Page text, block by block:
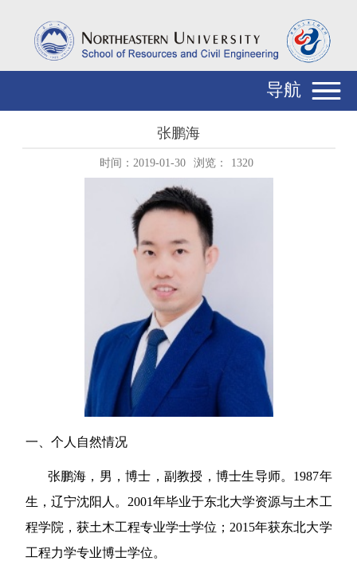
导航
张鹏海
时间：2019-01-30 浏览： 1320
一、个人自然情况
张鹏海，男， 博士， 副教授 ，博士生导师。1987年
生，辽宁沈阳人。 2001年毕业于东北大学资源与土木工
程学院，获土木工程专业学士学位；2015年获东北大学
工程力学专业博士学位。